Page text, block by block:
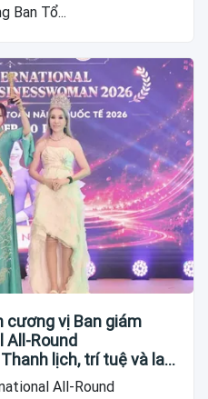
Ban Tổ...
cương vị Ban giám
All-Round
lịch, trí tuệ và lan
nữ hiện đại
All-Round